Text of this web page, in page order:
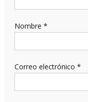
Nombre *
Correo electrónico *